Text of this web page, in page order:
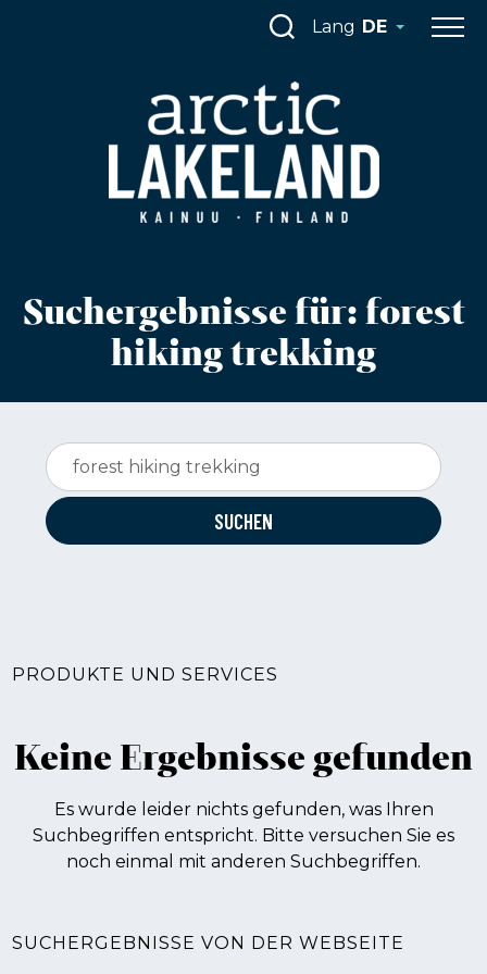
Lang DE
Suchergebnisse für:forest
hiking trekking
Suchen:
PRODUKTE UND SERVICES
Keine Ergebnisse gefunden
Es wurde leider nichts gefunden, was Ihren
Suchbegriffen entspricht. Bitte versuchen Sie es
noch einmal mit anderen Suchbegriffen.
SUCHERGEBNISSE VON DER WEBSEITE